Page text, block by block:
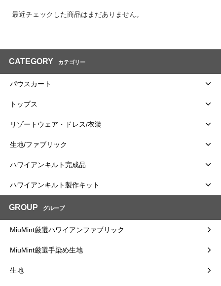
最近チェックした商品はまだありません。
CATEGORY カテゴリー
パウスカート
トップス
リゾートウェア・ドレス/衣装
生地/ファブリック
ハワイアンキルト完成品
ハワイアンキルト製作キット
GROUP グループ
MiuMint厳選ハワイアンファブリック
MiuMint厳選手染め生地
生地